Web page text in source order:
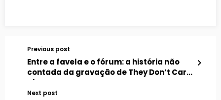
Previous post
Entre a favela e o fórum: a história não
contada da gravação de They Don’t Care
About Us
Next post